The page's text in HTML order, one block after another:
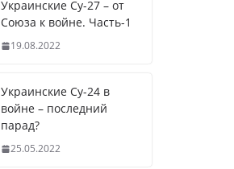
Украинские Су-27 – от
Союза к войне. Часть-1
19.08.2022
Украинские Су-24 в
войне – последний
парад?
25.05.2022